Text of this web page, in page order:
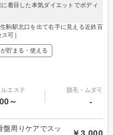
着目した本気ダイエットでボディ
駒駅北口を出て右手に見える近鉄百
可］
貯まる・使える
エステ
～
脱毛・ムダ毛処
-
盤周りケアでスッ
￥3,000